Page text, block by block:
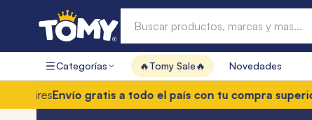
Categorías 🔥Tomy Sale🔥 Novedades
Envío gratis a todo el país con tu compra superior
Términos más buscados
1.
hot wheels